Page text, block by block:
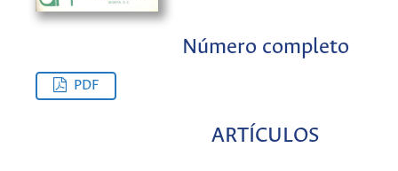
Número completo
PDF
ARTÍCULOS